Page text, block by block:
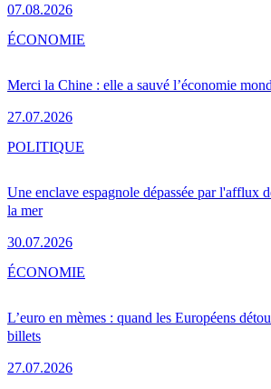
07.08.2026
Merci la Chine : elle a sauvé l’économie
27.07.2026
ÉCONOMIE
Une enclave espagnole dépassée par l'afflux
la mer
30.07.2026
POLITIQUE
L’euro en mèmes : quand les Européens
billets
27.07.2026
ÉCONOMIE